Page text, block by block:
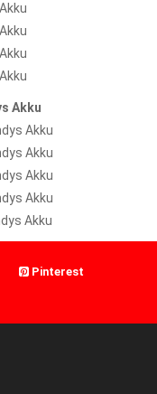
Akku
Akku
Akku
Akku
Akku
Akku
Pinterest